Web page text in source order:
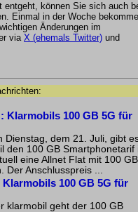
entgeht, können Sie sich auch
Einmal in der Woche
Änderungen im
via X (ehemals Twitter) und
Klarmobils 100 GB 5G für
Dienstag, dem 21. Juli, gibt
den 100 GB Smartphonetarif
eine Allnet Flat mit 100 GB
Der Anschlusspreis ...
100 GB 5G für
klarmobil geht der 100 GB